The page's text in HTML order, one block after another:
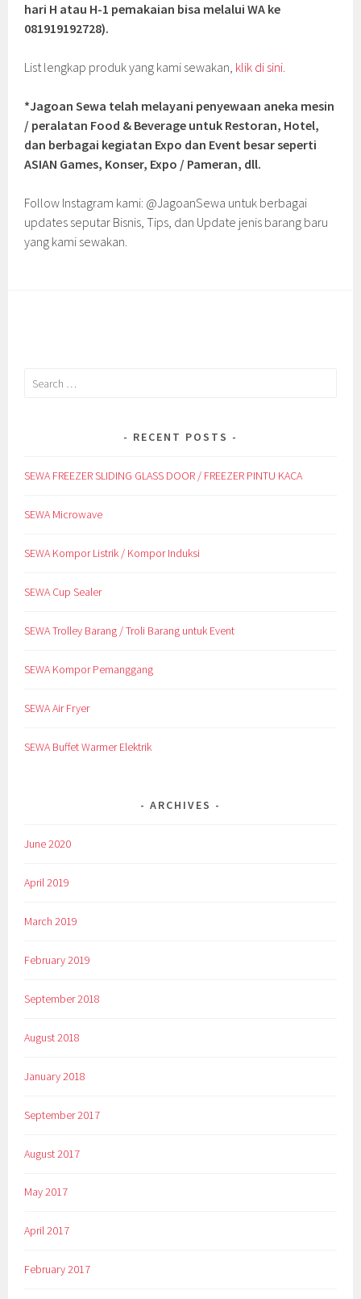
hari H atau H-1 pemakaian bisa melalui WA ke
081919192728).
List lengkap produk yang kami sewakan, klik di sini.
*Jagoan Sewa telah melayani penyewaan aneka mesin
/ peralatan Food & Beverage untuk Restoran, Hotel,
dan berbagai kegiatan Expo dan Event besar seperti
ASIAN Games, Konser, Expo / Pameran, dll.
Follow Instagram kami: @JagoanSewa untuk berbagai
updates seputar Bisnis, Tips, dan Update jenis barang baru
yang kami sewakan.
Search
RECENT POSTS
SEWA FREEZER SLIDING GLASS DOOR / FREEZER PINTU KACA
SEWA Microwave
SEWA Kompor Listrik / Kompor Induksi
SEWA Cup Sealer
SEWA Trolley Barang / Troli Barang untuk Event
SEWA Kompor Pemanggang
SEWA Air Fryer
SEWA Buffet Warmer Elektrik
ARCHIVES
June 2020
April 2019
March 2019
February 2019
September 2018
August 2018
January 2018
September 2017
August 2017
May 2017
April 2017
February 2017